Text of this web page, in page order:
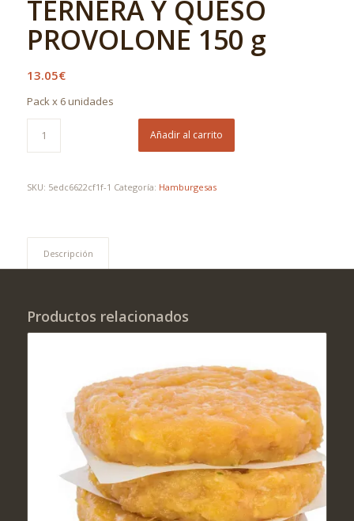
TERNERA Y QUESO
PROVOLONE 150 g
13.05€
Pack x 6 unidades
Añadir al carrito
SKU: 5edc6622cf1f-1 Categoría: Hamburgesas
Descripción
Productos relacionados